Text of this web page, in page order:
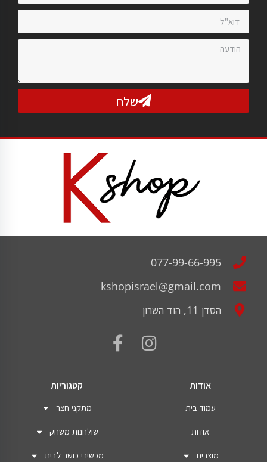
שלח
077-99-66-995
kshopisrael@gmail.com
הסדן 11, הוד השרון
אודות
עמוד בית
אודות
מוצרים
קטגוריות
מתקני חצר
שולחנות משחק
מכשירי כושר לבית